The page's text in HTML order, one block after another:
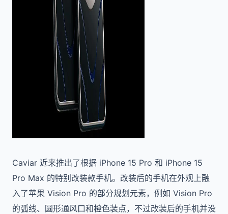
Caviar 近来推出了根据 iPhone 15 Pro 和 iPhone 15
Pro Max 的特别改装款手机。改装后的手机在外观上融
入了苹果 Vision Pro 的部分规划元素，例如 Vision Pro
的弧线、圆形通风口和橙色装点，不过改装后的手机并没